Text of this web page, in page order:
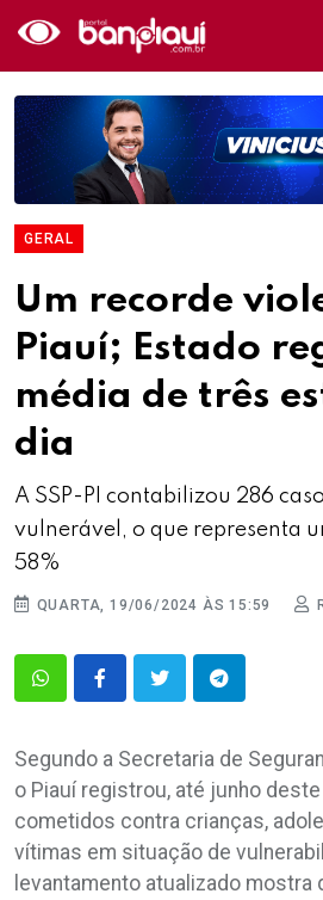
GERAL
Um recorde
Piauí; Estado
média de três
dia
A SSP-PI contabilizou 286
vulnerável, o que representa
58%
QUARTA, 19/06/2024 ÀS 15:59
Segundo a Secretaria de
o Piauí registrou, até junho
cometidos contra crianças,
vítimas em situação de
levantamento atualizado mostra